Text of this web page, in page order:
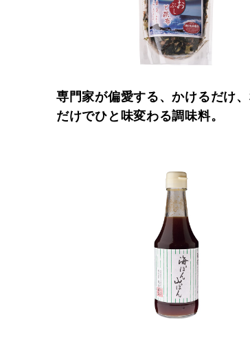
専門家が偏愛する、かけるだけ
だけでひと味変わる調味料。